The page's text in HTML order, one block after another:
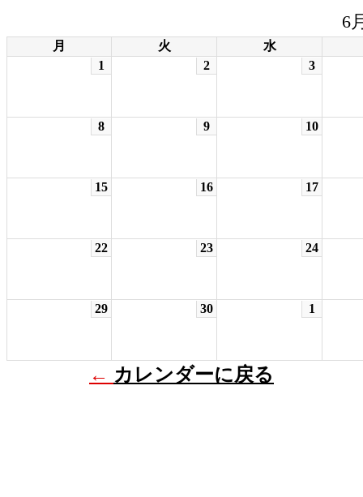
6
月 火
水
1
2 3
8 9 10
15 16 17
22 23 24
29 30 1
← カレンダーに戻る